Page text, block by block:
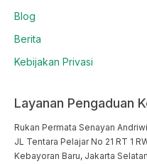
Blog
Berita
Kebijakan Privasi
Layanan Pengaduan
Rukan Permata Senayan
JL Tentara Pelajar No 21 RT 1
Kebayoran Baru, Jakarta Selatan